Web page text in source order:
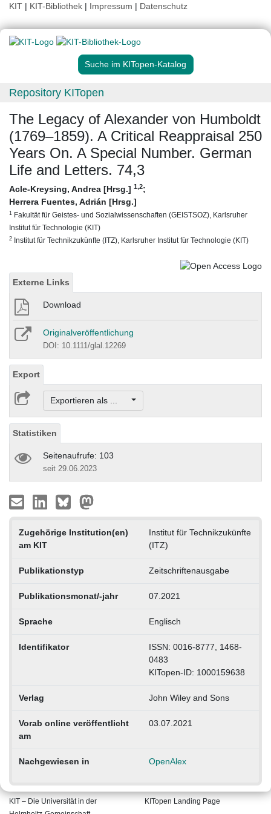
KIT | KIT-Bibliothek | Impressum | Datenschutz
Suche im KITopen-Katalog
Repository KITopen
The Legacy of Alexander von Humboldt
(1769–1859). A Critical Reappraisal 250
Years On. A Special Number. German
Life and Letters. 74,3
Acle-Kreysing, Andrea [Hrsg.] 1,2;
Herrera Fuentes, Adrián [Hrsg.]
1 Fakultät für Geistes- und Sozialwissenschaften (GEISTSOZ), Karlsruher
Institut für Technologie (KIT)
2 Institut für Technikzukünfte (ITZ), Karlsruher Institut für Technologie (KIT)
Externe Links
Download
Originalveröffentlichung
DOI: 10.1111/glal.12269
Export
Exportieren als ...
Statistiken
Seitenaufrufe: 103
seit 29.06.2023
Zugehörige Institution(en)
am KIT
Institut für Technikzukünfte
(ITZ)
Publikationstyp Zeitschriftenausgabe
Publikationsmonat/-jahr 07.2021
Sprache Englisch
Identifikator
ISSN: 0016-8777, 1468-
0483
KITopen-ID: 1000159638
Verlag John Wiley and Sons
Vorab online veröffentlicht
am
03.07.2021
Nachgewiesen in OpenAlex
KIT – Die Universität in der
KITopen Landing Page